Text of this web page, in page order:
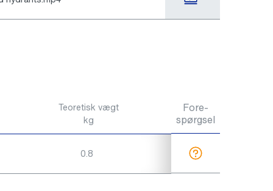
Teoretisk vægt
kg
0.8
Fore-
spørgsel